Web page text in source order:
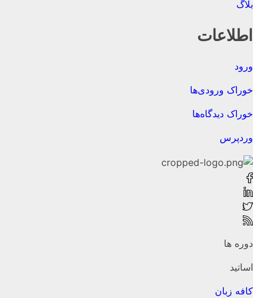
بلاگ
اطلاعات
ورود
خوراک ورودی‌ها
خوراک دیدگاه‌ها
وردپرس
دوره ها
اساتید
کافه زبان